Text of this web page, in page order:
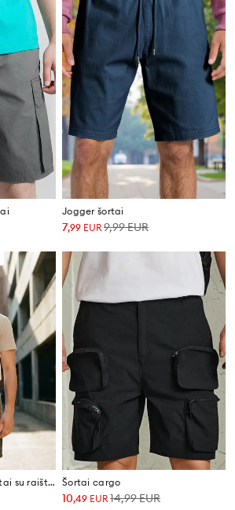
Jogger šortai
7,99 EUR9,99EUR
Medvilniniai jogger šortai su raišteliu juosmenyje Šortai cargo
10,49 EUR14,99EUR